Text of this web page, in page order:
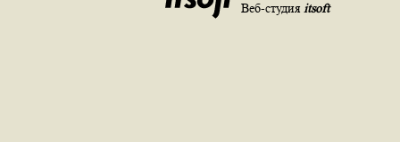
Веб-студия itsoft